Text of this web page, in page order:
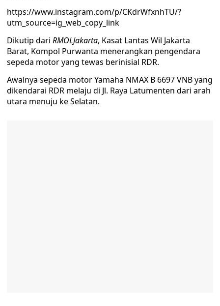
https://www.instagram.com/p/CKdrWfxnhTU/?
utm_source=ig_web_copy_link
Dikutip dari RMOLJakarta, Kasat Lantas Wil Jakarta
Barat, Kompol Purwanta menerangkan pengendara
sepeda motor yang tewas berinisial RDR.
Awalnya sepeda motor Yamaha NMAX B 6697 VNB yang
dikendarai RDR melaju di Jl. Raya Latumenten dari arah
utara menuju ke Selatan.